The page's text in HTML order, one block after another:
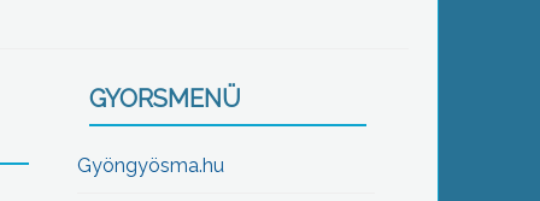
GYORSMENÜ
Gyöngyösma.hu